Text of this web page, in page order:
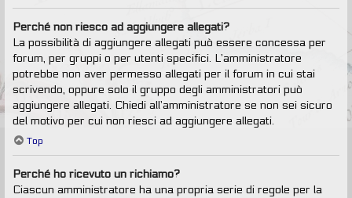
Perché non riesco ad aggiungere allegati?
La possibilità di aggiungere allegati può essere concessa per
forum, per gruppi o per utenti specifici. L’amministratore
potrebbe non aver permesso allegati per il forum in cui stai
scrivendo, oppure solo il gruppo degli amministratori può
aggiungere allegati. Chiedi all’amministratore se non sei sicuro
del motivo per cui non riesci ad aggiungere allegati.
Top
Perché ho ricevuto un richiamo?
Ciascun amministratore ha una propria serie di regole per la